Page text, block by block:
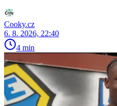
Cooky.cz
6. 8. 2026, 22:40
4 min